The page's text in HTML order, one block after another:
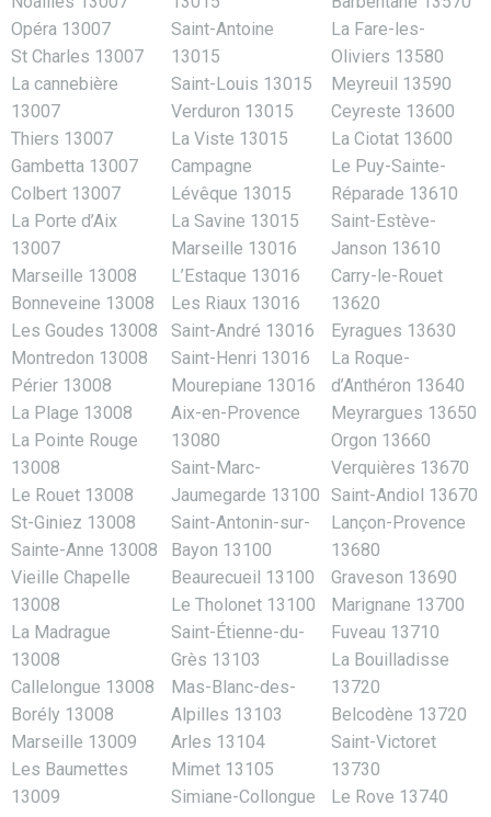
Opéra 13007
St Charles 13007
La cannebière
13007
Thiers 13007
Gambetta 13007
Colbert 13007
La Porte d’Aix
13007
Marseille 13008
Bonneveine 13008
Les Goudes 13008
Montredon 13008
Périer 13008
La Plage 13008
La Pointe Rouge
13008
Le Rouet 13008
St-Giniez 13008
Sainte-Anne 13008
Vieille Chapelle
13008
La Madrague
13008
Callelongue 13008
Borély 13008
Marseille 13009
Les Baumettes
13009
Saint-Antoine
13015
Saint-Louis 13015
Verduron 13015
La Viste 13015
Campagne
Lévêque 13015
La Savine 13015
Marseille 13016
L’Estaque 13016
Les Riaux 13016
Saint-André 13016
Saint-Henri 13016
Mourepiane 13016
Aix-en-Provence
13080
Saint-Marc-
Jaumegarde 13100
Saint-Antonin-sur-
Bayon 13100
Beaurecueil 13100
Le Tholonet 13100
Saint-Étienne-du-
Grès 13103
Mas-Blanc-des-
Alpilles 13103
Arles 13104
Mimet 13105
Simiane-Collongue
La Fare-les-
Oliviers 13580
Meyreuil 13590
Ceyreste 13600
La Ciotat 13600
Le Puy-Sainte-
Réparade 13610
Saint-Estève-
Janson 13610
Carry-le-Rouet
13620
Eyragues 13630
La Roque-
d’Anthéron 13640
Meyrargues 13650
Orgon 13660
Verquières 13670
Saint-Andiol 13670
Lançon-Provence
13680
Graveson 13690
Marignane 13700
Fuveau 13710
La Bouilladisse
13720
Belcodène 13720
Saint-Victoret
13730
Le Rove 13740